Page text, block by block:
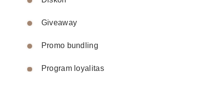
Giveaway
Promo bundling
Program loyalitas